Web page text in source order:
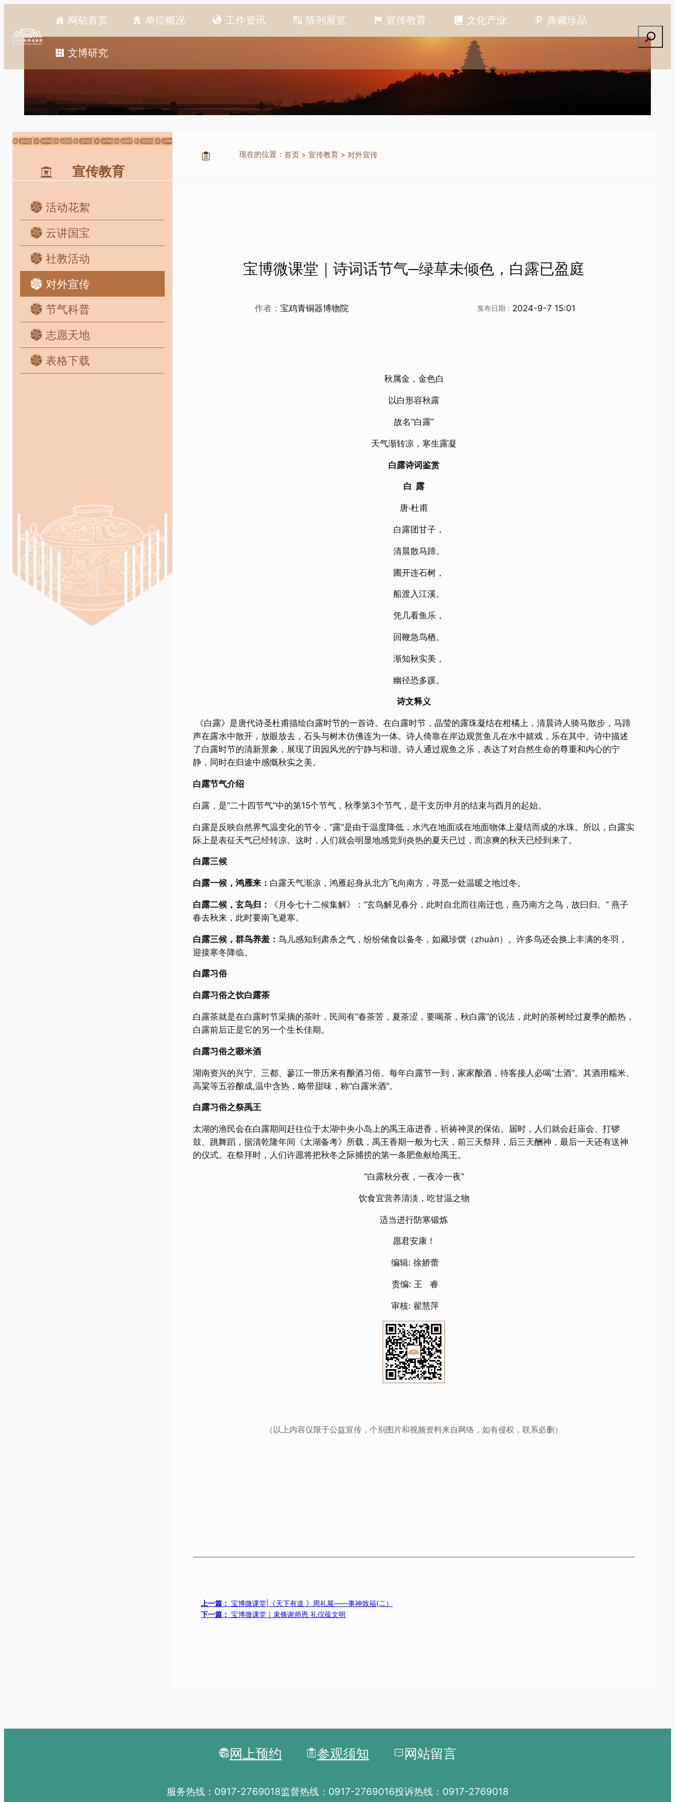
网站首页 单位概况 工作资讯 陈列展览 宣传教育 文化产业 典藏珍品
文博研究
搜索
宣传教育
活动花絮
云讲国宝
社教活动
对外宣传
节气科普
志愿天地
表格下载
现在的位置： 首页 > 宣传教育 > 对外宣传
宝博微课堂｜诗词话节气─绿草未倾色，白露已盈庭
作者： 宝鸡青铜器博物院 发布日期： 2024-9-7 15:01
秋属金，金色白
以白形容秋露
故名“白露”
天气渐转凉，寒生露凝
白露诗词鉴赏
白 露
唐·杜甫
白露团甘子，
清晨散马蹄。
圃开连石树，
船渡入江溪。
凭几看鱼乐，
回鞭急鸟栖。
渐知秋实美，
幽径恐多蹊。
诗文释义
《白露》是唐代诗圣杜甫描绘白露时节的一首诗。在白露时节，晶莹的露珠凝结在柑橘上，清晨诗人骑马散步，马蹄
声在露水中散开，放眼放去，石头与树木仿佛连为一体。诗人倚靠在岸边观赏鱼儿在水中嬉戏，乐在其中。诗中描述
了白露时节的清新景象，展现了田园风光的宁静与和谐。诗人通过观鱼之乐，表达了对自然生命的尊重和内心的宁
静，同时在归途中感慨秋实之美。
白露节气介绍
白露，是“二十四节气”中的第15个节气，秋季第3个节气，是干支历申月的结束与酉月的起始。
白露是反映自然界气温变化的节令，“露”是由于温度降低，水汽在地面或在地面物体上凝结而成的水珠。所以，白露实
际上是表征天气已经转凉。这时，人们就会明显地感觉到炎热的夏天已过，而凉爽的秋天已经到来了。
白露三候
白露一候，鸿雁来： 白露天气渐凉，鸿雁起身从北方飞向南方，寻觅一处温暖之地过冬。
白露二候，玄鸟归：
《月令七十二候集解》：“玄鸟解见春分，此时自北而往南迁也，燕乃南方之鸟，故曰归。” 燕子
春去秋来，此时要南飞避寒。
白露三候，群鸟养羞： 鸟儿感知到肃杀之气，纷纷储食以备冬，如藏珍馔（zhuàn）。许多鸟还会换上丰满的冬羽，
迎接寒冬降临。
白露习俗
白露习俗之饮白露茶
白露茶就是在白露时节采摘的茶叶，民间有“春茶苦，夏茶涩，要喝茶，秋白露”的说法，此时的茶树经过夏季的酷热，
白露前后正是它的另一个生长佳期。
白露习俗之啜米酒
湖南资兴的兴宁、三都、蓼江一带历来有酿酒习俗。每年白露节一到，家家酿酒，待客接人必喝“土酒”。其酒用糯米、
高粱等五谷酿成,温中含热，略带甜味，称“白露米酒”。
白露习俗之祭禹王
太湖的渔民会在白露期间赶往位于太湖中央小岛上的禹王庙进香，祈祷神灵的保佑。届时，人们就会赶庙会、打锣
鼓、跳舞蹈，据清乾隆年间《太湖备考》所载，禹王香期一般为七天，前三天祭拜，后三天酬神，最后一天还有送神
的仪式。在祭拜时，人们许愿将把秋冬之际捕捞的第一条肥鱼献给禹王。
“白露秋分夜，一夜冷一夜”
饮食宜营养清淡，吃甘温之物
适当进行防寒锻炼
愿君安康！
编辑: 徐娇蕾
责编: 王 睿
审核: 翟慧萍
（以上内容仅限于公益宣传，个别图片和视频资料来自网络，如有侵权，联系必删）
上一篇： 宝博微课堂|《天下有道 》周礼展——事神致福(二）
下一篇： 宝博微课堂｜束脩谢师恩 礼仪蕴文明
网上预约 参观须知 网站留言
服务热线：0917-2769018监督热线：0917-2769016投诉热线：0917-2769018